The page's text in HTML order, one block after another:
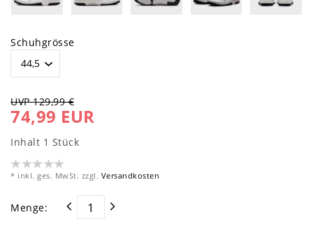
Schuhgrösse
UVP 129,99 €
74,99 EUR
Inhalt 1 Stück
* inkl. ges. MwSt. zzgl. Versandkosten
Menge: